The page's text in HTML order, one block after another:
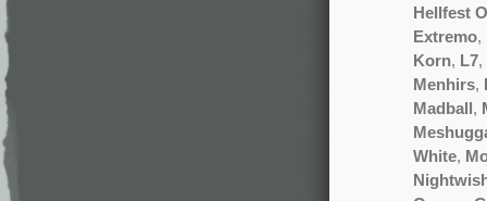
Hellfest
Extremo,
Korn, L7,
Menhirs,
Madball ,
White,